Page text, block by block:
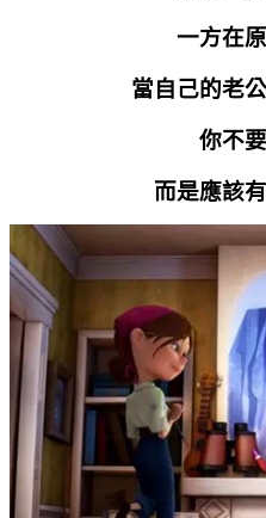
一方在
當自己的老
你不
而是應該